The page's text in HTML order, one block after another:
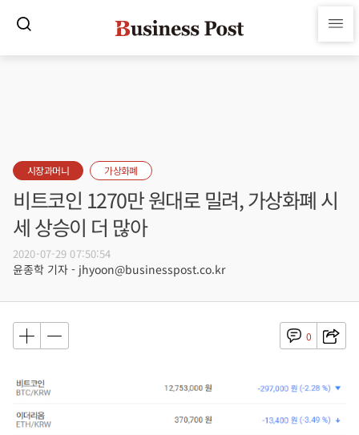
시장과머니 가상화폐
비트코인 1270만 원대로 밀려, 가상화폐 시
세 상승이 더 많아
2020-07-29 07:50:54
윤종학 기자 - jhyoon@businesspost.co.kr
0